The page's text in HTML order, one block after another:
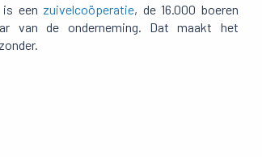
is een zuivelcoöperatie, de 16.000 boeren
van de onderneming. Dat maakt het